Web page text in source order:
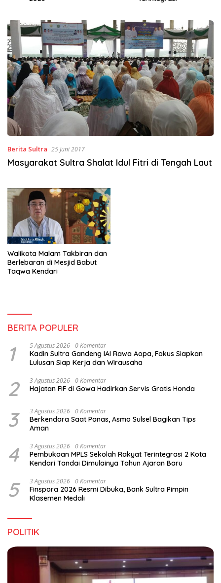
Berita Sultra 25 Juni 2017
Masyarakat Sultra Shalat Idul Fitri di Tengah Laut
Walikota Malam Takbiran dan
Berlebaran di Mesjid Babut
Taqwa Kendari
BERITA POPULER
1 5 Agustus 2026 0 Komentar
Kadin Sultra Gandeng IAI Rawa Aopa, Fokus Siapkan
Lulusan Siap Kerja dan Wirausaha
2 3 Agustus 2026 0 Komentar
Hajatan FIF di Gowa Hadirkan Servis Gratis Honda
3 3 Agustus 2026 0 Komentar
Berkendara Saat Panas, Asmo Sulsel Bagikan Tips
Aman
4 3 Agustus 2026 0 Komentar
Pembukaan MPLS Sekolah Rakyat Terintegrasi 2 Kota
Kendari Tandai Dimulainya Tahun Ajaran Baru
5 3 Agustus 2026 0 Komentar
Finspora 2026 Resmi Dibuka, Bank Sultra Pimpin
Klasemen Medali
POLITIK